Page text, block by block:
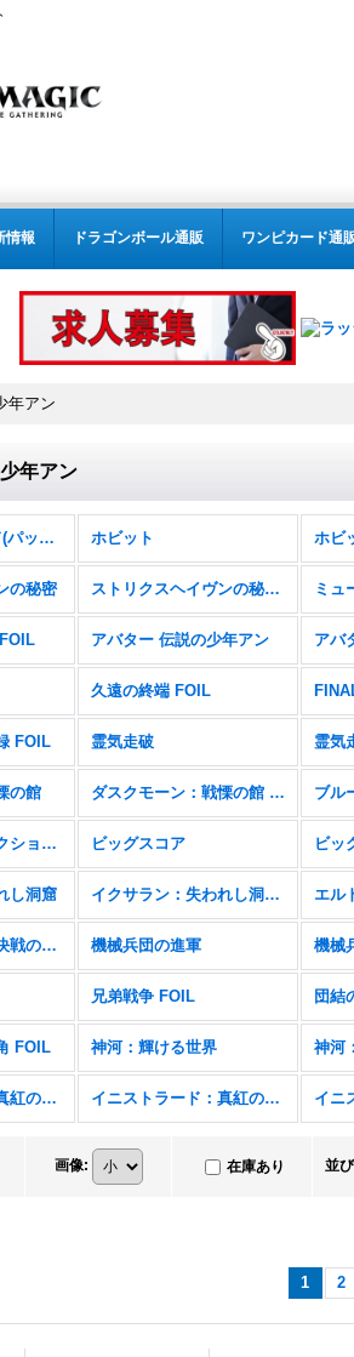
情報 ドラゴンボール通販 ワンピカード通
年アン
年アン
MTG:スタンダード(パック別) (全商品) ホビット ホビ
の秘密 ストリクスヘイヴンの秘密 FOIL ミュ
アバター 伝説の少年アン
久遠の終端 FOIL
FOIL 霊気走破 霊気
の館 ダスクモーン：戦慄の館 FOIL ブル
サンダー・ジャンクションの無法者 FOIL ビッグスコア ビッ
し洞窟 イクサラン：失われし洞窟 FOIL エル
機械兵団の進軍：決戦の後に FOIL 機械兵団の進軍 機械
兄弟戦争 FOIL 団結
FOIL 神河：輝ける世界 神河
イニストラード：真紅の契り イニストラード：真紅の契り FOIL
画像: 在庫あり 並
1 2